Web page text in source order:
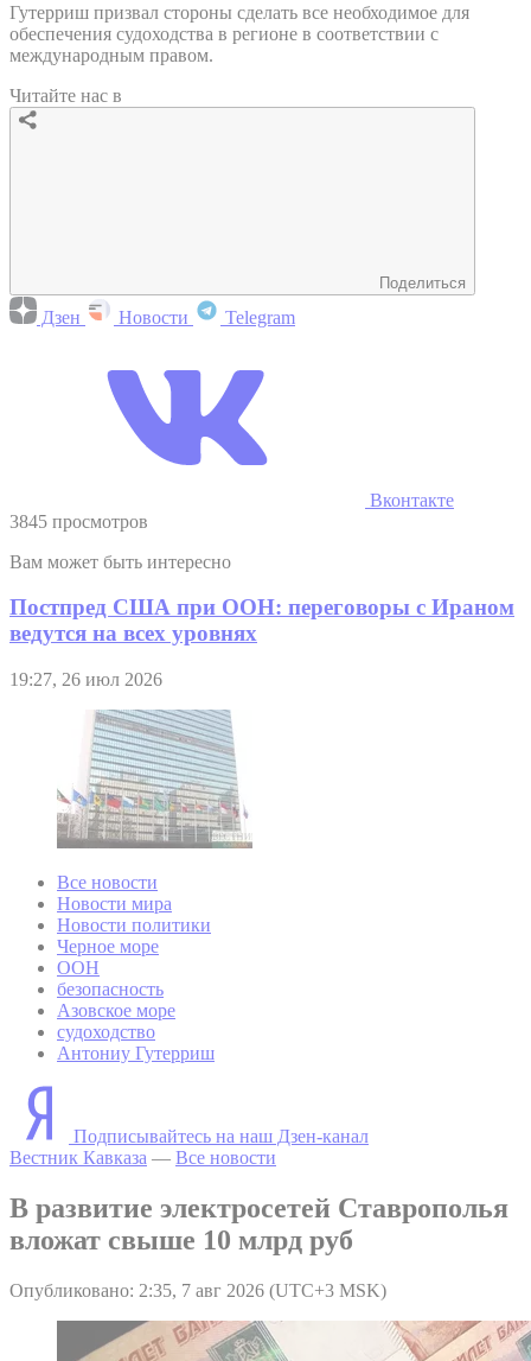
Гутерриш призвал стороны сделать все необходимое для
обеспечения судоходства в регионе в соответствии с
международным правом.
Читайте нас в
Поделиться
Дзен Новости Telegram
Вконтакте
3845 просмотров
Вам может быть интересно
Постпред США при ООН: переговоры с Ираном
ведутся на всех уровнях
19:27, 26 июл 2026
Все новости
Новости мира
Новости политики
Черное море
ООН
безопасность
Азовское море
судоходство
Антониу Гутерриш
Подписывайтесь на наш Дзен-канал
Вестник Кавказа — Все новости
В развитие электросетей Ставрополья
вложат свыше 10 млрд руб
Опубликовано: 2:35, 7 авг 2026 (UTC+3 MSK)